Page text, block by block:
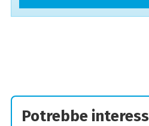
Potrebbe